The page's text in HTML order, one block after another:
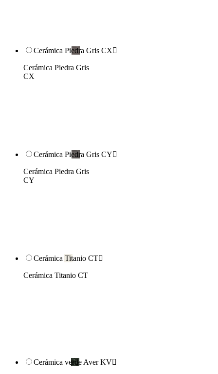
Cerámica Piedra Gris CX
Cerámica Piedra Gris
CX
Cerámica Piedra Gris CY
Cerámica Piedra Gris
CY
Cerámica Titanio CT
Cerámica Titanio CT
Cerámica verde Aver KV